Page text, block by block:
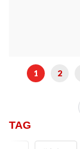
1 2
TAG